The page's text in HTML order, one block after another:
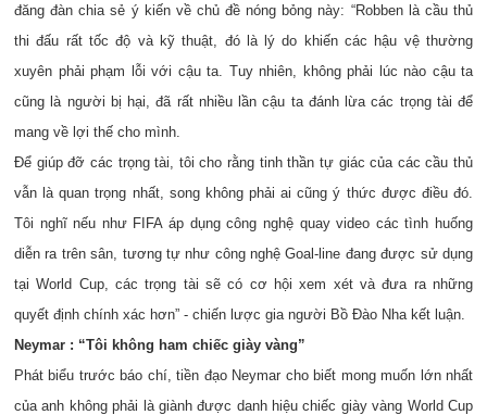
đăng đàn chia sẻ ý kiến về chủ đề nóng bỏng này: “Robben là cầu thủ
thi đấu rất tốc độ và kỹ thuật, đó là lý do khiến các hậu vệ thường
xuyên phải phạm lỗi với cậu ta. Tuy nhiên, không phải lúc nào cậu ta
cũng là người bị hại, đã rất nhiều lần cậu ta đánh lừa các trọng tài để
mang về lợi thế cho mình.
Để giúp đỡ các trọng tài, tôi cho rằng tinh thần tự giác của các cầu thủ
vẫn là quan trọng nhất, song không phải ai cũng ý thức được điều đó.
Tôi nghĩ nếu như FIFA áp dụng công nghệ quay video các tình huống
diễn ra trên sân, tương tự như công nghệ Goal-line đang được sử dụng
tại World Cup, các trọng tài sẽ có cơ hội xem xét và đưa ra những
quyết định chính xác hơn” - chiến lược gia người Bồ Đào Nha kết luận.
Neymar : “Tôi không ham chiếc giày vàng”
Phát biểu trước báo chí, tiền đạo Neymar cho biết mong muốn lớn nhất
của anh không phải là giành được danh hiệu chiếc giày vàng World Cup